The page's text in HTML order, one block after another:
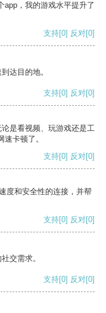
app，我的游戏水平提升了
支持[0] 反对[0]
达目的地。
支持[0] 反对[0]
是看视频、玩游戏还是工
卡顿了。
支持[0] 反对[0]
度和安全性的连接，并帮
支持[0] 反对[0]
交需求。
支持[0] 反对[0]